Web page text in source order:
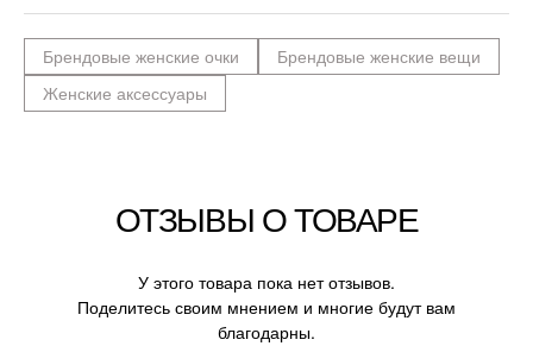
Брендовые женские очки
Брендовые женские вещи
Женские аксессуары
ОТЗЫВЫ О ТОВАРЕ
У этого товара пока нет отзывов.
Поделитесь своим мнением и многие будут вам
благодарны.